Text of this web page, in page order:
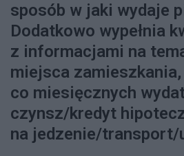
sposób w jaki wydaje
Dodatkowo wypełnia
z informacjami na
miejsca
co miesięcznych
czynsz/kredyt
na jedzenie/transport/